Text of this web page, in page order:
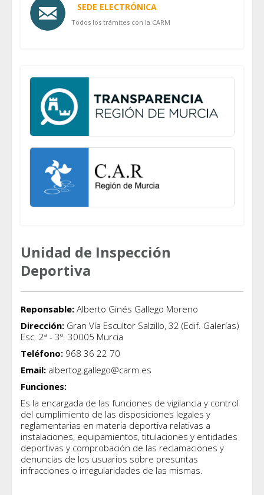
SEDE ELECTRÓNICA
Todos los trámites con la CARM
Unidad de Inspección
Deportiva
Reponsable: Alberto Ginés Gallego Moreno
Dirección: Gran Vía Escultor Salzillo, 32 (Edif. Galerías)
Esc. 2ª - 3º. 30005 Murcia
Teléfono: 968 36 22 70
Email: albertog.gallego@carm.es
Funciones:
Es la encargada de las funciones de vigilancia y control
del cumplimiento de las disposiciones legales y
reglamentarias en materia deportiva relativas a
instalaciones, equipamientos, titulaciones y entidades
deportivas y comprobación de las reclamaciones y
denuncias de los usuarios sobre presuntas
infracciones o irregularidades de las mismas.